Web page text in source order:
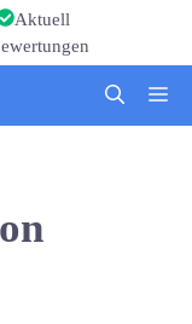
Aktuell